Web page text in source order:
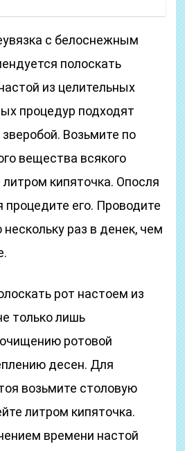
с белоснежным
полоскать
из целительных
процедур подходят
Возьмите по
вещества всякого
литром кипяточка. Опосля
его. Проводите
нескольку раз в денек, чем
рот настоем из
только лишь
ротовой
десен. Для
возьмите столовую
литром кипяточка.
времени настой